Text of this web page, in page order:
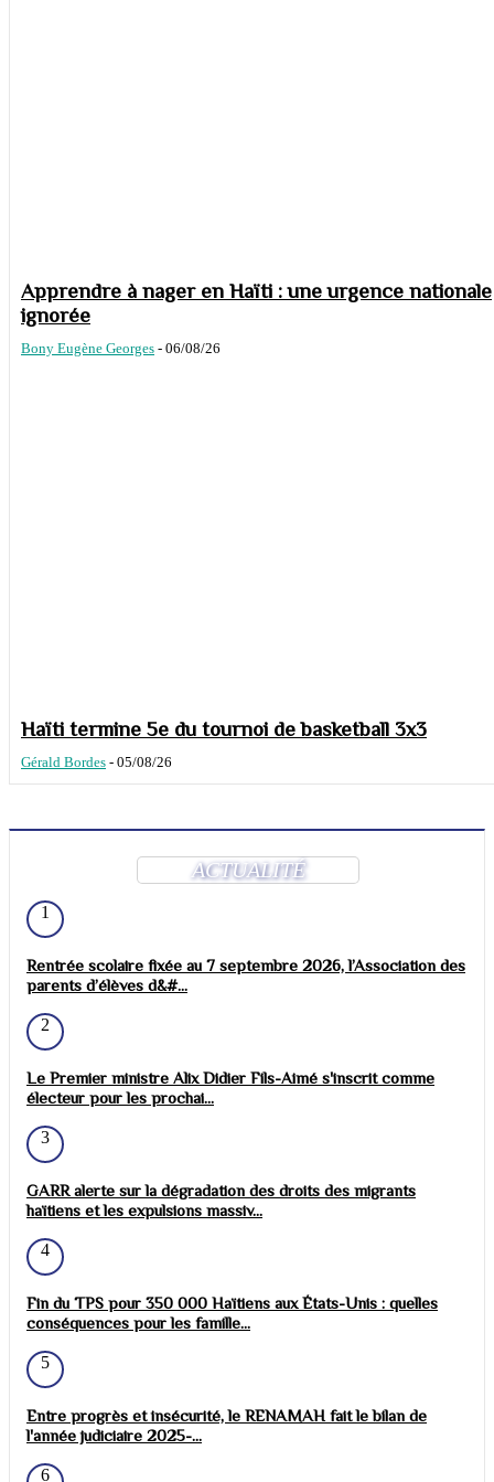
Apprendre à nager en Haïti : une urgence nationale
ignorée
Bony Eugène Georges - 06/08/26
Haïti termine 5e du tournoi de basketball 3x3
Gérald Bordes - 05/08/26
ACTUALITÉ
1
Rentrée scolaire fixée au 7 septembre 2026, l’Association des
parents d’élèves d&#...
2
Le Premier ministre Alix Didier Fils-Aimé s'inscrit comme
électeur pour les prochai...
3
GARR alerte sur la dégradation des droits des migrants
haïtiens et les expulsions massiv...
4
Fin du TPS pour 350 000 Haïtiens aux États-Unis : quelles
conséquences pour les famille...
5
Entre progrès et insécurité, le RENAMAH fait le bilan de
l'année judiciaire 2025-...
6